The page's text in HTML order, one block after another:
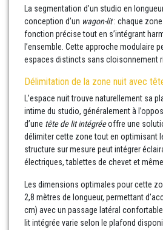
La segmentation d’un studio en
conception d’un wagon-lit: chaque
fonction précise tout en s’intégrant
l’ensemble. Cette approche modulaire
espaces distincts sans cloisonnement
Délimitation de la zone nuit avec
L’espace nuit trouve naturellement sa
intime du studio, généralement à
d’une tête de lit intégréeoffre une
délimiter cette zone tout en optimisant
structure sur mesure peut intégrer
électriques, tablettes de chevet et
Les dimensions optimales pour cette
2,8 mètres de longueur, permettant
cm) avec un passage latéral
lit intégrée varie selon le plafond